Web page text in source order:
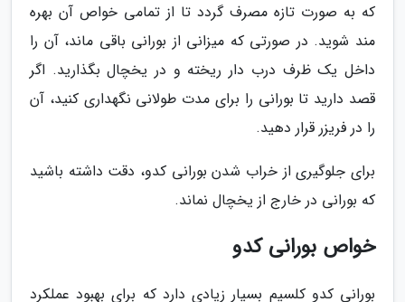
که به صورت تازه مصرف گردد تا از تمامی خواص آن بهره
مند شوید. در صورتی که میزانی از بورانی باقی ماند، آن را
داخل یک ظرف درب دار ریخته و در یخچال بگذارید. اگر
قصد دارید تا بورانی را برای مدت طولانی نگهداری کنید، آن
را در فریزر قرار دهید.
برای جلوگیری از خراب شدن بورانی کدو، دقت داشته باشید
که بورانی در خارج از یخچال نماند.
خواص بورانی کدو
بورانی کدو کلسیم بسیار زیادی دارد که برای بهبود عملکرد